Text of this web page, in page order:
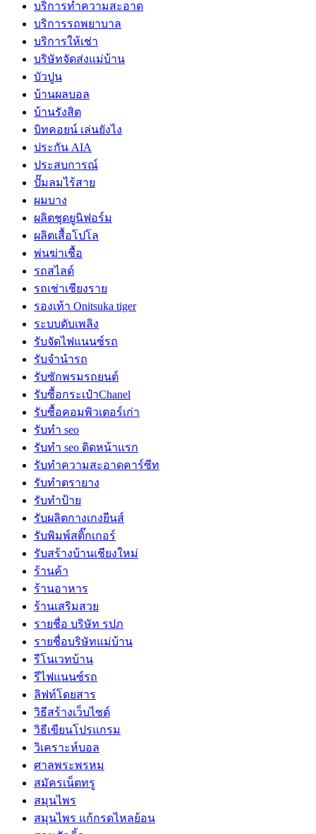
บริการทำความสะอาด
บริการรถพยาบาล
บริการให้เช่า
บริษัทจัดส่งแม่บ้าน
บัวปูน
บ้านผลบอล
บ้านรังสิต
บิทคอยน์ เล่นยังไง
ประกัน AIA
ประสบการณ์
ปั๊มลมไร้สาย
ผมบาง
ผลิตชุดยูนิฟอร์ม
ผลิตเสื้อโปโล
พ่นฆ่าเชื้อ
รถสไลด์
รถเช่าเชียงราย
รองเท้า Onitsuka tiger
ระบบดับเพลิง
รับจัดไฟแนนซ์รถ
รับจำนำรถ
รับซักพรมรถยนต์
รับซื้อกระเป๋าChanel
รับซื้อคอมพิวเตอร์เก่า
รับทำ seo
รับทำ seo ติดหน้าแรก
รับทำความสะอาดคาร์ซีท
รับทำตรายาง
รับทำป้าย
รับผลิตกางเกงยีนส์
รับพิมพ์สติ๊กเกอร์
รับสร้างบ้านเชียงใหม่
ร้านค้า
ร้านอาหาร
ร้านเสริมสวย
รายชื่อ บริษัท รปภ
รายชื่อบริษัทแม่บ้าน
รีโนเวทบ้าน
รีไฟแนนซ์รถ
ลิฟท์โดยสาร
วิธีสร้างเว็บไซต์
วิธีเขียนโปรแกรม
วิเคราะห์บอล
ศาลพระพรหม
สมัครเน็ตทรู
สมุนไพร
สมุนไพร แก้กรดไหลย้อน